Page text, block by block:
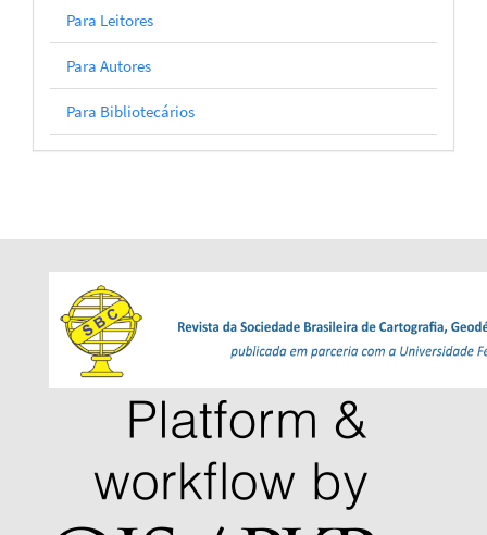
Para Leitores
Para Autores
Para Bibliotecários